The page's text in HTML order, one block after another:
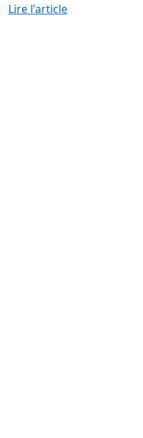
Lire l'article